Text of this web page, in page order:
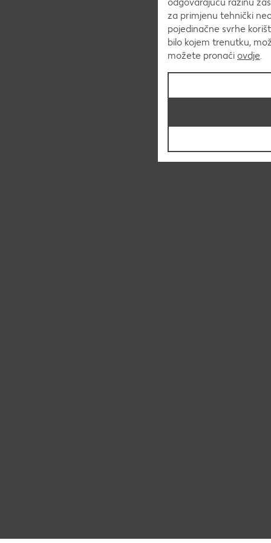
za primjenu tehnički
pojedinačne svrhe
bilo kojem trenutku,
možete pronaći ovdje